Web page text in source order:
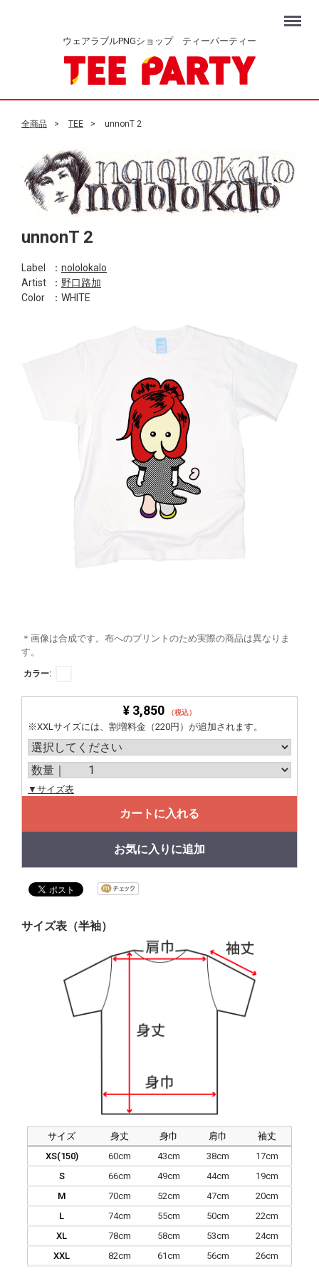
ウェアラブルPNGショップ ティーパーティー
Menu
全商品 TEE unnonT 2
unnonT 2
Label ： nololokalo
Artist
： 野口路加
Color
：WHITE
＊画像は合成です。布へのプリントのため実際の商品は異なりま
す。
カラー:
¥ 3,850 （税込）
※XXLサイズには、割増料金（220円）が追加されます。
▼サイズ表
カートに入れる
お気に入りに追加
サイズ表（半袖）
サイズ 身丈 身巾 肩巾
袖丈
XS(150)
60cm 43cm 38cm
17cm
S
66cm 49cm 44cm
19cm
M
70cm 52cm 47cm
20cm
L
74cm 55cm 50cm
22cm
XL
78cm 58cm 53cm
24cm
XXL
82cm 61cm 56cm 26cm